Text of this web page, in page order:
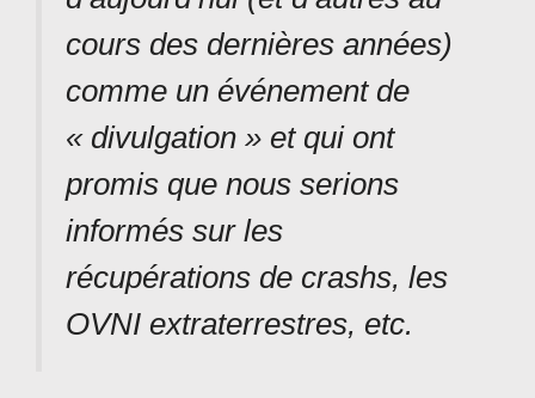
cours des dernières années)
comme un événement de
« divulgation » et qui ont
promis que nous serions
informés sur les
récupérations de crashs, les
OVNI extraterrestres, etc.